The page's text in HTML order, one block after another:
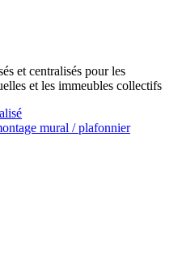
et centralisés pour les
et les immeubles collectifs
mural / plafonnier